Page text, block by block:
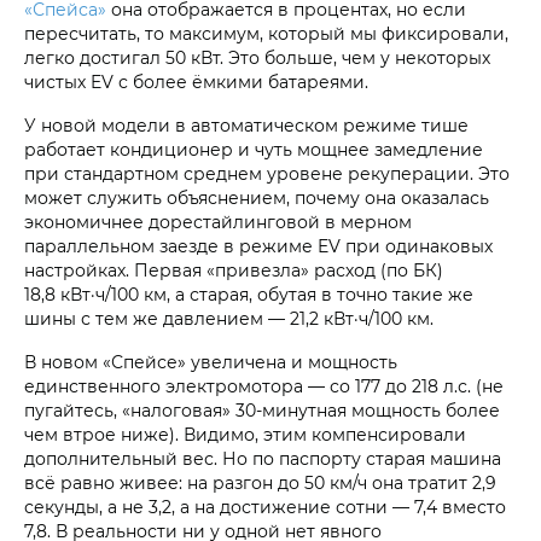
«Спейса» она отображается в процентах, но если
пересчитать, то максимум, который мы фиксировали,
легко достигал 50 кВт. Это больше, чем у некоторых
чистых EV с более ёмкими батареями.
У новой модели в автоматическом режиме тише
работает кондиционер и чуть мощнее замедление
при стандартном среднем уровене рекуперации. Это
может служить объяснением, почему она оказалась
экономичнее дорестайлинговой в мерном
параллельном заезде в режиме EV при одинаковых
настройках. Первая «привезла» расход (по БК)
18,8 кВт·ч/100 км, а старая, обутая в точно такие же
шины с тем же давлением — 21,2 кВт·ч/100 км.
В новом «Спейсе» увеличена и мощность
единственного электромотора — со 177 до 218 л.с. (не
пугайтесь, «налоговая» 30-минутная мощность более
чем втрое ниже). Видимо, этим компенсировали
дополнительный вес. Но по паспорту старая машина
всё равно живее: на разгон до 50 км/ч она тратит 2,9
секунды, а не 3,2, а на достижение сотни — 7,4 вместо
7,8. В реальности ни у одной нет явного